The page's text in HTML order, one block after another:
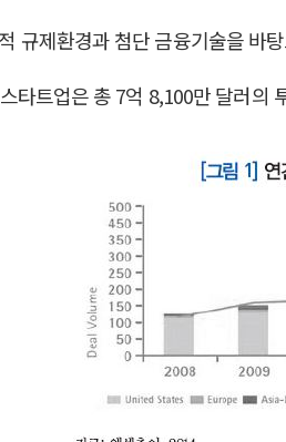
규제환경과 첨단 금융기술을 바
타트업은 총 7억 8,100만 달러의